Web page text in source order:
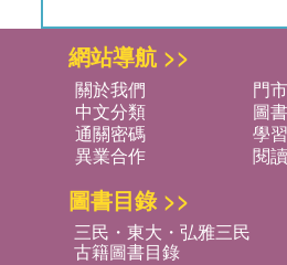
網站導航 >>
關於我們 門
中文分類
圖
通關密碼
學
異業合作
閱
圖書目錄 >>
三民・東大・弘雅三民
古籍圖書目錄